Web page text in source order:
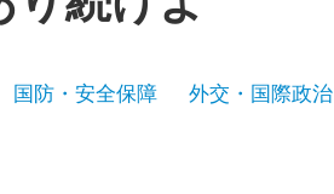
国防・安全保障
外交・国際政治